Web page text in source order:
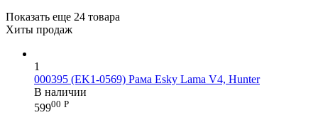
Показать еще 24 товара
Хиты продаж
1
000395 (EK1-0569) Рама Esky Lama V4, Hunter
В наличии
59900 Р